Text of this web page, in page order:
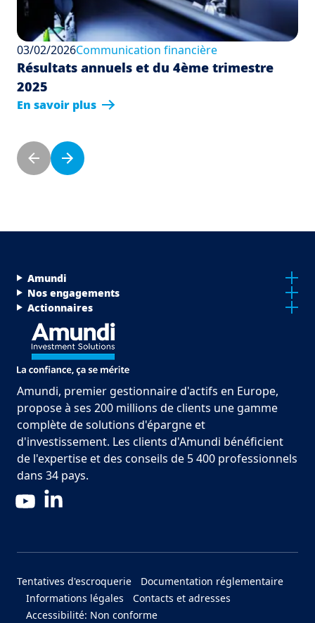
03/02/2026Communication financière
Résultats annuels et du 4ème trimestre
2025
En savoir plus
Pagination
Previous page
Next page
Menu Footer Top
Amundi
Nos engagements
Actionnaires
Amundi, premier gestionnaire d'actifs en Europe,
propose à ses 200 millions de clients une gamme
complète de solutions d'épargne et
d'investissement. Les clients d'Amundi bénéficient
de l'expertise et des conseils de 5 400 professionnels
dans 34 pays.
YouTube
Menu Footer Bottom
Tentatives d'escroquerie
Documentation réglementaire
Informations légales
Contacts et adresses
Accessibilité: Non conforme